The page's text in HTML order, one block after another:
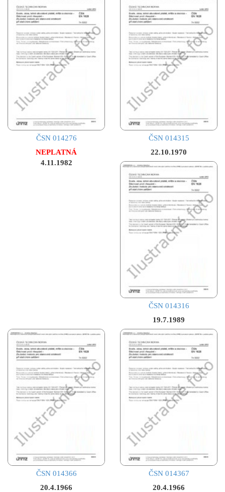
ČSN 014276
NEPLATNÁ
4.11.1982
ČSN 014315
22.10.1970
ČSN 014316
19.7.1989
ČSN 014366
20.4.1966
ČSN 014367
20.4.1966